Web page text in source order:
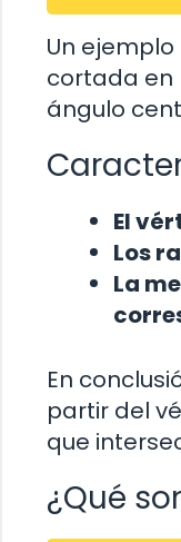
Un
cortada en
ángulo
El
Los
La
En
partir del
que
¿Qué